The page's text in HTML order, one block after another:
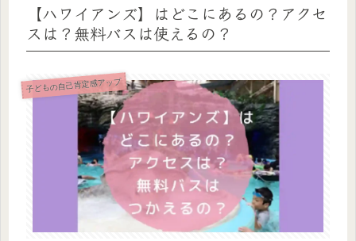
【ハワイアンズ】はどこにあるの？アクセ
スは？無料バスは使えるの？
子どもの自己肯定感アップ